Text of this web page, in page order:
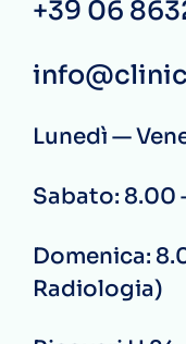
+39 06
Lunedì —
Sabato: 8.00
Domenica:
Radiologia)